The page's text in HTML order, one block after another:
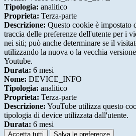
Tipologia: analitico
Proprieta: Terza-parte
Descrizione: Questo cookie è impostato
traccia delle preferenze dell'utente per i
nei siti; può anche determinare se il
utilizzando la nuova o la vecchia
Youtube.
Durata: 6 mesi
Nome: DEVICE_INFO
Tipologia: analitico
Proprieta: Terza-parte
Descrizione: YouTube utilizza questo
tipologia di device utilizzata dall'utente.
Durata: 6 mesi
Accetta tutti Salva le preferenze